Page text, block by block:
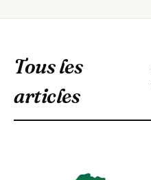
Tous les
articles